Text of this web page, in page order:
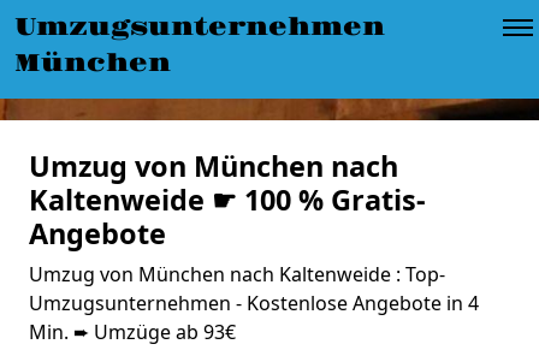
Umzugsunternehmen
München
Umzug von München nach
Kaltenweide ☛ 100 % Gratis-
Angebote
Umzug von München nach Kaltenweide : Top-
Umzugsunternehmen - Kostenlose Angebote in 4
Min. ➨ Umzüge ab 93€